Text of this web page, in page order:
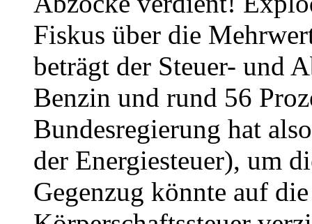
Fiskus über die
beträgt der Steuer- und
Benzin und rund 56
Bundesregierung hat
der Energiesteuer), um
Gegenzug könnte auf